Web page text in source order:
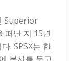
Superior
떠난 지 15년
. SPSX는 한